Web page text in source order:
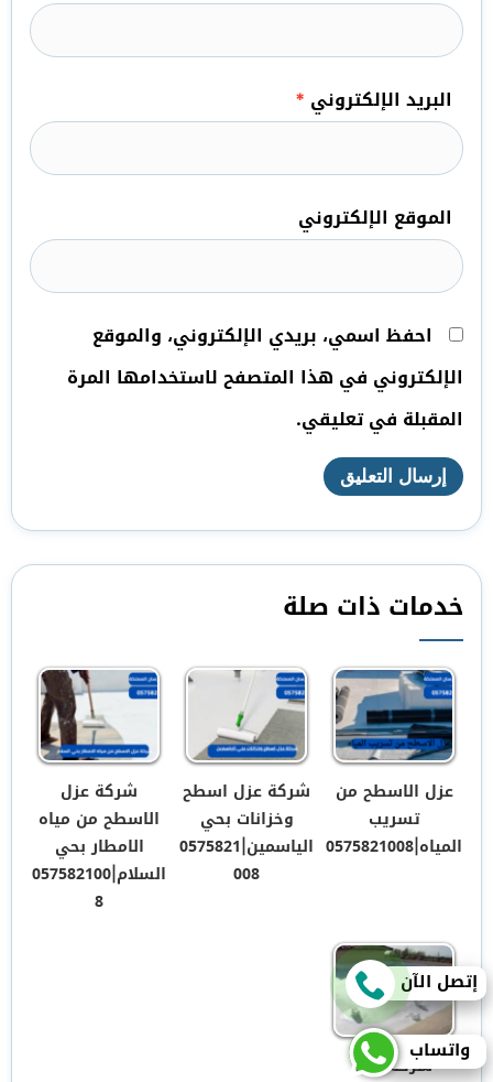
البريد الإلكتروني *
الموقع الإلكتروني
احفظ اسمي، بريدي الإلكتروني، والموقع
الإلكتروني في هذا المتصفح لاستخدامها المرة
المقبلة في تعليقي.
خدمات ذات صلة
عزل الاسطح من
تسريب
المياه|0575821008
شركة عزل اسطح
وخزانات بحي
الياسمين|0575821
008
شركة عزل
الاسطح من مياه
الامطار بحي
السلام|057582100
8
شركة عزل
إتصل الآن
واتساب